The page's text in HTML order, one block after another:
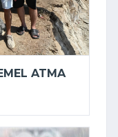
ATMA